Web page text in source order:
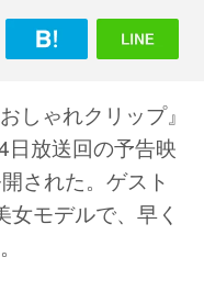
しゃれクリップ』
放送回の予告映
された。ゲスト
モデルで、早く